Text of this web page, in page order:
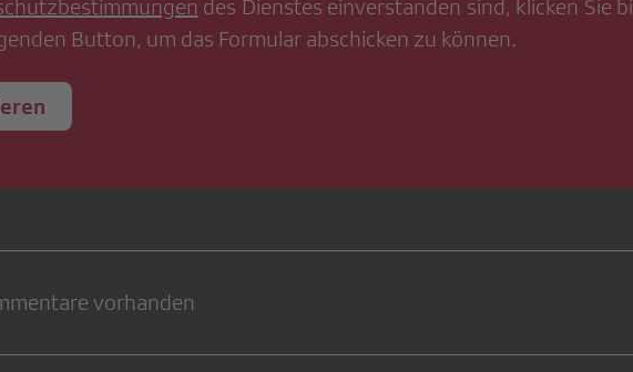
des Dienstes einverstanden sind, klicken Sie
Button, um das Formular abschicken zu können.
vorhanden